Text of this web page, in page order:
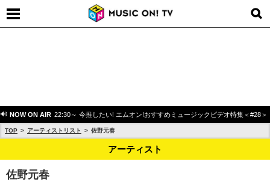
NOW ON AIR 22:30～ 今推したい! エムオン!おすすめミュージックビデオ特集＜#28＞
TOP アーティストリスト 佐野元春
アーティスト
佐野元春